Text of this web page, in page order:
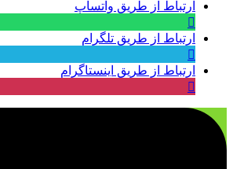
ارتباط از طریق واتساپ
ارتباط از طریق تلگرام
ارتباط از طریق اینستاگرام